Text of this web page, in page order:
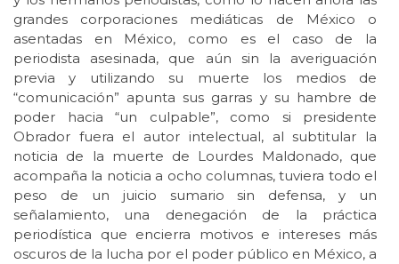
grandes corporaciones mediáticas de México o
asentadas en México, como es el caso de la
periodista asesinada, que aún sin la averiguación
previa y utilizando su muerte los medios de
“comunicación” apunta sus garras y su hambre de
poder hacia “un culpable”, como si presidente
Obrador fuera el autor intelectual, al subtitular la
noticia de la muerte de Lourdes Maldonado, que
acompaña la noticia a ocho columnas, tuviera todo el
peso de un juicio sumario sin defensa, y un
señalamiento, una denegación de la práctica
periodística que encierra motivos e intereses más
oscuros de la lucha por el poder público en México, a